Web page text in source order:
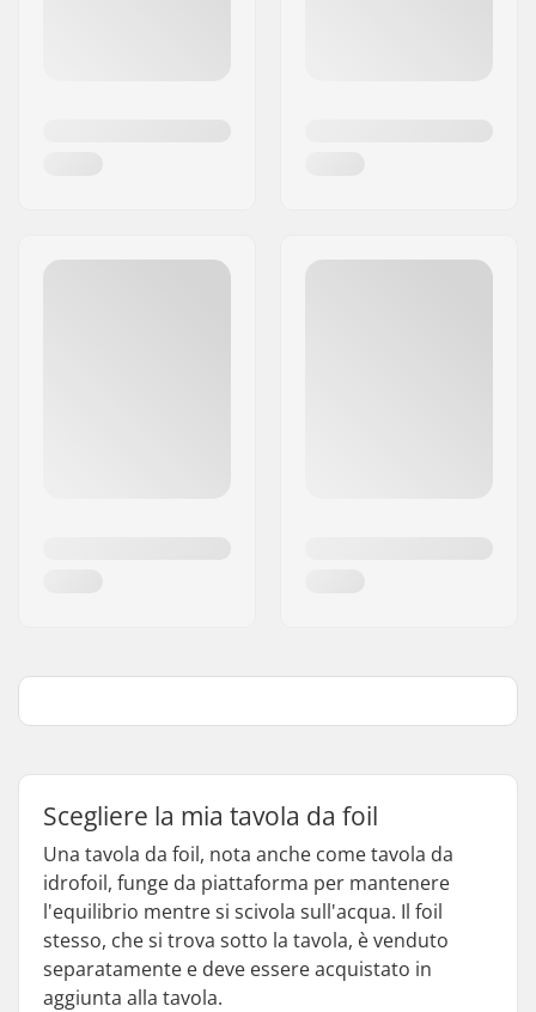
Scegliere la mia tavola da foil
Una tavola da foil, nota anche come tavola da
idrofoil, funge da piattaforma per mantenere
l'equilibrio mentre si scivola sull'acqua. Il foil
stesso, che si trova sotto la tavola, è venduto
separatamente e deve essere acquistato in
aggiunta alla tavola.